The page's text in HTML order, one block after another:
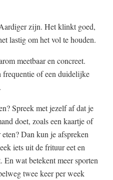
zijn. Het klinkt goed,
lastig om het vol te houden.
meetbaar en concreet.
frequentie of een duidelijke
Spreek met jezelf af dat je
doet, zoals een kaartje of
Dan kun je afspreken
iets uit de frituur eet en
wat betekent meer sporten
twee keer per week